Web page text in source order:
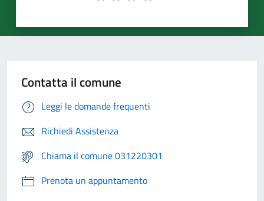
Contatta il comune
Leggi le domande frequenti
Richiedi Assistenza
Chiama il comune 031220301
Prenota un appuntamento